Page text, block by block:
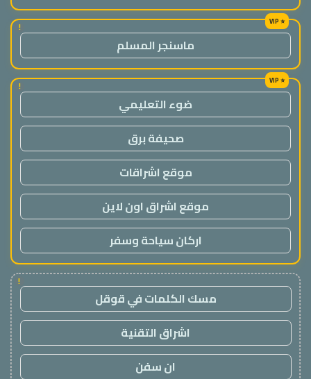
!
ماسنجر المسلم
!
ضوء التعليمي
صحيفة برق
موقع اشراقات
موقع اشراق اون لاين
اركان سياحة وسفر
!
مسك الكلمات في قوقل
اشراق التقنية
ان سفن